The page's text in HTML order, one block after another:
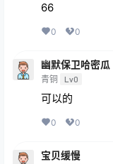
66
0 0
幽默保卫哈密瓜
青铜 Lv0
可以的
0 0
宝贝缓慢